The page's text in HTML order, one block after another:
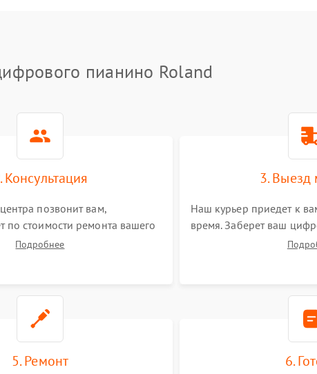
пианино Roland
Консультация
позвонит вам,
по стоимости ремонта вашего
а также ответит на все
Подробнее
3. Выезд
Наш курьер приедет к
время. Заберет ваш
привезет на склад для
5. Ремонт 6.